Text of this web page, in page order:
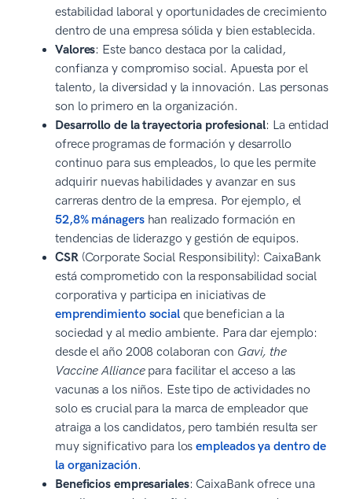
estabilidad laboral y oportunidades de crecimiento
dentro de una empresa sólida y bien establecida.
Valores: Este banco destaca por la calidad,
confianza y compromiso social. Apuesta por el
talento, la diversidad y la innovación. Las personas
son lo primero en la organización.
Desarrollo de la trayectoria profesional: La entidad
ofrece programas de formación y desarrollo
continuo para sus empleados, lo que les permite
adquirir nuevas habilidades y avanzar en sus
carreras dentro de la empresa. Por ejemplo, el
52,8% mánagershan realizado formación en
tendencias de liderazgo y gestión de equipos.
CSR (Corporate Social Responsibility): CaixaBank
está comprometido con la responsabilidad social
corporativa y participa en iniciativas de
emprendimiento social que benefician a la
sociedad y al medio ambiente. Para dar ejemplo:
desde el año 2008 colaboran con Gavi, the
Vaccine Alliance para facilitar el acceso a las
vacunas a los niños. Este tipo de actividades no
solo es crucial para la marca de empleador que
atraiga a los candidatos, pero también resulta ser
muy significativo para losempleados ya dentro de
la organización.
Beneficios empresariales: CaixaBank ofrece una